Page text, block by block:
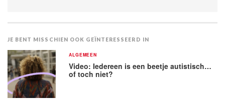
JE BENT MISSCHIEN OOK GEÏNTERESSEERD IN
ALGEMEEN
Video: Iedereen is een beetje autistisch…
of toch niet?